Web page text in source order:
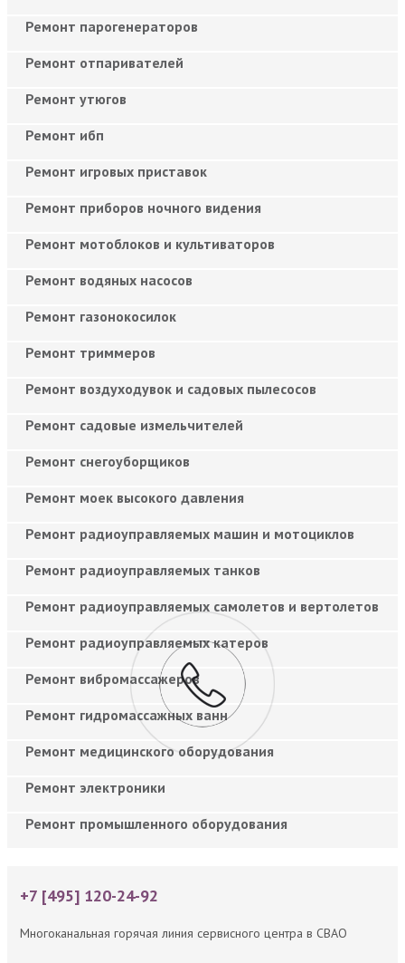
Ремонт парогенераторов
Ремонт отпаривателей
Ремонт утюгов
Ремонт ибп
Ремонт игровых приставок
Ремонт приборов ночного видения
Ремонт мотоблоков и культиваторов
Ремонт водяных насосов
Ремонт газонокосилок
Ремонт триммеров
Ремонт воздуходувок и садовых пылесосов
Ремонт садовые измельчителей
Ремонт снегоуборщиков
Ремонт моек высокого давления
Ремонт радиоуправляемых машин и мотоциклов
Ремонт радиоуправляемых танков
Ремонт радиоуправляемых самолетов и вертолетов
Ремонт радиоуправляемых катеров
Ремонт вибромассажеров
Ремонт гидромассажных ванн
Ремонт медицинского оборудования
Ремонт электроники
Ремонт промышленного оборудования
+7 [495] 120-24-92
Многоканальная горячая линия сервисного центра в СВАО